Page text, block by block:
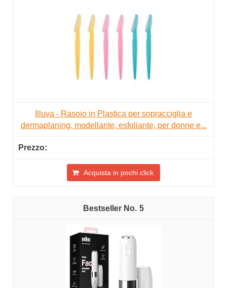
Illuva - Rasoio in Plastica per sopracciglia e
dermaplaning, modellante, esfoliante, per donne e...
Acquista in pochi click
5